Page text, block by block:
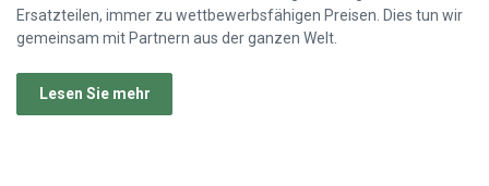
Ersatzteilen, immer zu wettbewerbsfähigen Preisen. Dies tun wir
gemeinsam mit Partnern aus der ganzen Welt.
Lesen Sie mehr